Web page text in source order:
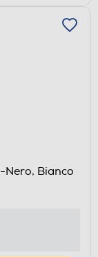
Nero, Bianco